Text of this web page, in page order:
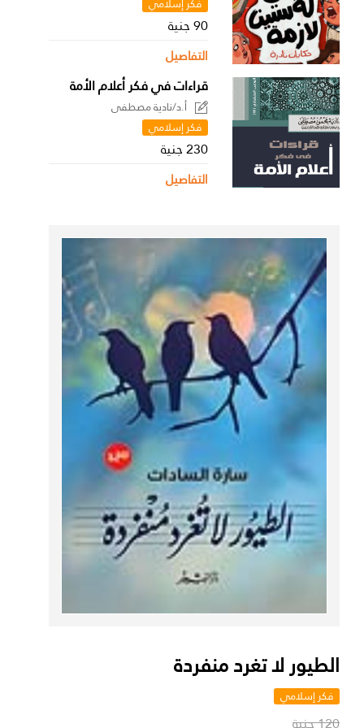
90 جنية
التفاصيل
قراءات في فكر أعلام الأمة
أ.د/نادية مصطفى
فكر إسلامي
230 جنية
التفاصيل
الطيور لا تغرد منفردة
فكر إسلامي